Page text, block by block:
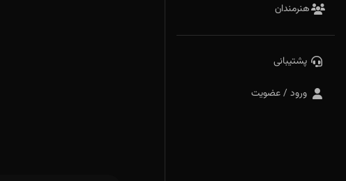
هنرمندان
پشتیبانی
ورود / عضویت